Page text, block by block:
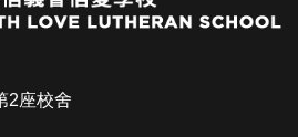
2座校舍